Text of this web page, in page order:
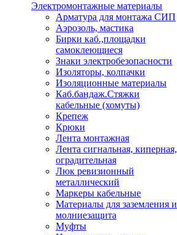
Электромонтажные материалы
Арматура для монтажа СИП
Аэрозоль, мастика
Бирки каб.,площадки
самоклеющиеся
Знаки электробезопасности
Изоляторы, колпачки
Изоляционные материалы
Каб.бандаж.Стяжки
кабельные (хомуты)
Крепеж
Крюки
Лента монтажная
Лента сигнальная, киперная,
оградительная
Люк ревизионный
металлический
Маркеры кабельные
Материалы для заземления и
молниезащита
Муфты